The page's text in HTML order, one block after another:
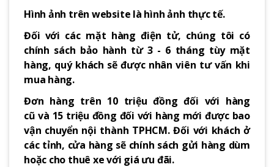
Hình ảnh trên website là hình ảnh thực tế.
Đối với các mặt hàng điện tử, chúng tôi có
chính sách bảo hành từ 3 - 6 tháng tùy mặt
hàng, quý khách sẽ được nhân viên tư vấn khi
mua hàng.
Đơn hàng trên 10 triệu đồng đối với hàng
cũ và 15 triệu đồng đối với hàng mới được bao
vận chuyển nội thành TPHCM. Đối với khách ở
các tỉnh, cửa hàng sẽ chính sách gửi hàng dùm
hoặc cho thuê xe với giá ưu đãi.